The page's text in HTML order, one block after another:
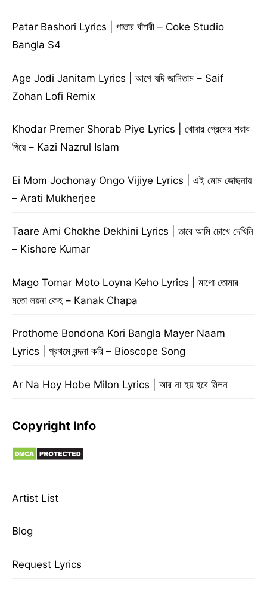
Patar Bashori Lyrics | পাতার বাঁশরী – Coke Studio
Bangla S4
Age Jodi Janitam Lyrics | আগে যদি জানিতাম – Saif
Zohan Lofi Remix
Khodar Premer Shorab Piye Lyrics | খোদার প্রেমের শরাব
পিয়ে – Kazi Nazrul Islam
Ei Mom Jochonay Ongo Vijiye Lyrics | এই মোম জোছনায়
– Arati Mukherjee
Taare Ami Chokhe Dekhini Lyrics | তারে আমি চোখে দেখিনি
– Kishore Kumar
Mago Tomar Moto Loyna Keho Lyrics | মাগো তোমার
মতো লয়না কেহ – Kanak Chapa
Prothome Bondona Kori Bangla Mayer Naam
Lyrics | প্রথমে বন্দনা করি – Bioscope Song
Ar Na Hoy Hobe Milon Lyrics | আর না হয় হবে মিলন
Copyright Info
Artist List
Blog
Request Lyrics